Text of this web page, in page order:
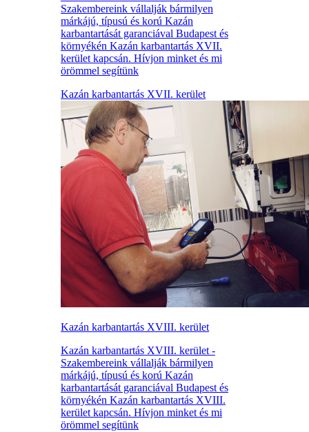
Szakembereink vállalják bármilyen
márkájú, típusú és korú Kazán
karbantartását garanciával Budapest és
környékén Kazán karbantartás XVII.
kerület kapcsán. Hívjon minket és mi
örömmel segítünk
Kazán karbantartás XVII. kerület
Kazán karbantartás XVIII. kerület
Kazán karbantartás XVIII. kerület -
Szakembereink vállalják bármilyen
márkájú, típusú és korú Kazán
karbantartását garanciával Budapest és
környékén Kazán karbantartás XVIII.
kerület kapcsán. Hívjon minket és mi
örömmel segítünk